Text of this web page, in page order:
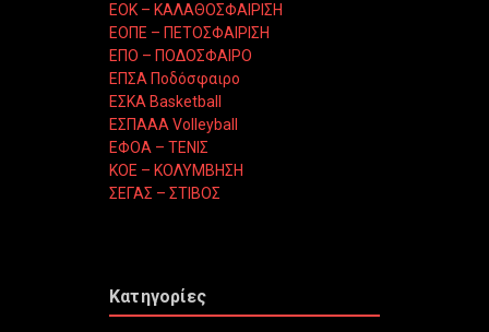
ΕΟΚ – ΚΑΛΑΘΟΣΦΑΙΡΙΣΗ
ΕΟΠΕ – ΠΕΤΟΣΦΑΙΡΙΣΗ
ΕΠΟ – ΠΟΔΟΣΦΑΙΡΟ
ΕΠΣΑ Ποδόσφαιρο
ΕΣΚΑ Basketball
ΕΣΠΑΑΑ Volleyball
ΕΦΟΑ – ΤΕΝΙΣ
ΚΟΕ – ΚΟΛΥΜΒΗΣΗ
ΣΕΓΑΣ – ΣΤΙΒΟΣ
Κατηγορίες